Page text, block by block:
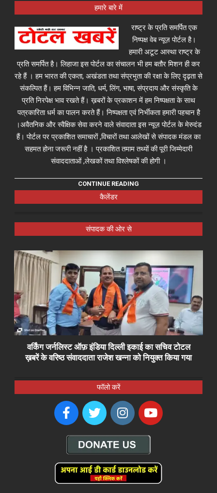
हमारे बारे में
राष्ट्र के प्रति समर्पित एक
निष्पक्ष वेब न्यूज़ पोर्टल है।
हमारी अटूट आस्था राष्ट्र के
प्रति समर्पित है। लिहाजा इस पोर्टल का संचालन भी हम बतौर मिशन ही कर
रहे हैं । हम भारत की एकता, अखंडता तथा संप्रभुता की रक्षा के लिए दृढ़ता से
संकल्पित हैं। हम विभिन्न जाति, धर्म, लिंग, भाषा, संप्रदाय और संस्कृति के
प्रति निरपेक्ष भाव रखते हैं। ख़बरों के प्रकाशन में हम निष्पक्षता के साथ
पत्रकारिता धर्म का पालन करते हैं। निष्पक्षता एवं निर्भीकता हमारी पहचान है
।अवैतनिक और स्वैक्षिक सेवा करने वाले संवादाता इस न्यूज़ पोर्टल के मेरुदंड
हैं। पोर्टल पर प्रकाशित समाचारों ,विचारों तथा आलेखों से संपादक मंडल का
सहमत होना जरूरी नहीं है । प्रकाशित तमाम तथ्यों की पूरी जिम्मेदारी
संवाददाताओं ,लेखकों तथा विश्लेषकों की होगी ।
CONTINUE READING
कैलेंडर
संपादक की ओर से
वर्किंग जर्नलिस्ट ऑफ़ इंडिया दिल्ली इकाई का सचिव टोटल
ख़बरें के वरिष्ठ संवाददाता राजेश खन्ना को नियुक्त किया गया
फॉलो करें